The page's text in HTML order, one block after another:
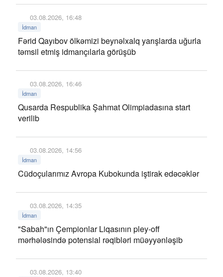
03.08.2026, 16:48
İdman
Fərid Qayıbov ölkəmizi beynəlxalq yarışlarda uğurla
təmsil etmiş idmançılarla görüşüb
03.08.2026, 16:46
İdman
Qusarda Respublika Şahmat Olimpiadasına start
verilib
03.08.2026, 14:56
İdman
Cüdoçularımız Avropa Kubokunda iştirak edəcəklər
03.08.2026, 14:35
İdman
"Sabah"ın Çempionlar Liqasının pley-off
mərhələsində potensial rəqibləri müəyyənləşib
03.08.2026, 13:40